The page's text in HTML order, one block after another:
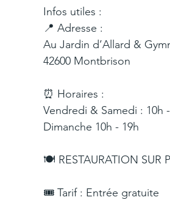
Infos utiles :
📍 Adresse :
Au Jardin d’Allard &
42600 Montbrison
⏰ Horaires :
Vendredi & Samedi : 10h
Dimanche 10h - 19h
🍽 RESTAURATION SUR
🎟️ Tarif : Entrée gratuite